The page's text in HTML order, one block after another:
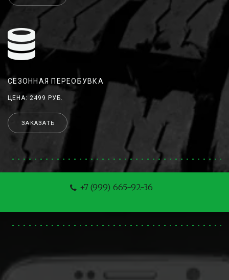
СЕЗОННАЯ ПЕРЕОБУВКА
ЦЕНА: 2499 РУБ.
ЗАКАЗАТЬ
+7 (999) 665-92-36